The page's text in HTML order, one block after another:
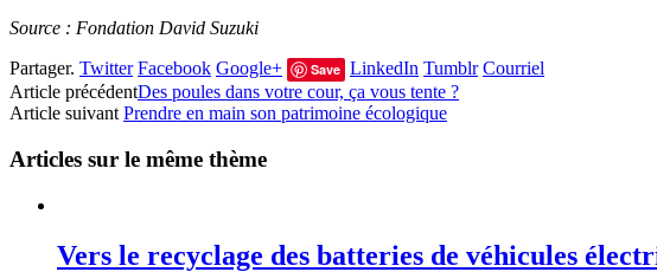
Source : Fondation David Suzuki
Partager. Twitter Facebook Google+ Save LinkedIn Tumblr Courriel
Article précédentDes poules dans votre cour, ça vous tente ?
Article suivant Prendre en main son patrimoine écologique
Articles sur le même thème
Vers le recyclage des batteries de véhicules